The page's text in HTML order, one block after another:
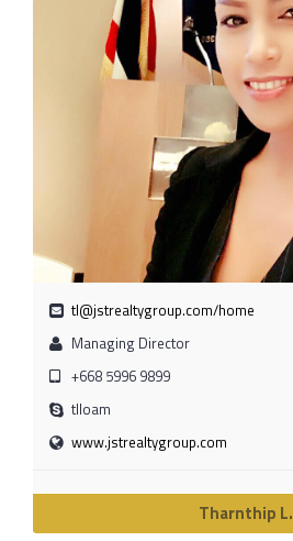
tl@jstrealtygroup.com/home
Managing Director
+668 5996 9899
tlloam
www.jstrealtygroup.com
Tharnthip L.